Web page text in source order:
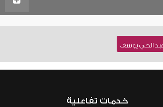
عبد الحي يوسف
خدمات تفاعلية